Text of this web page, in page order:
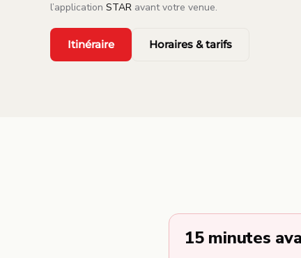
l’application STAR avant votre venue.
Itinéraire Horaires & tarifs
15 minutes